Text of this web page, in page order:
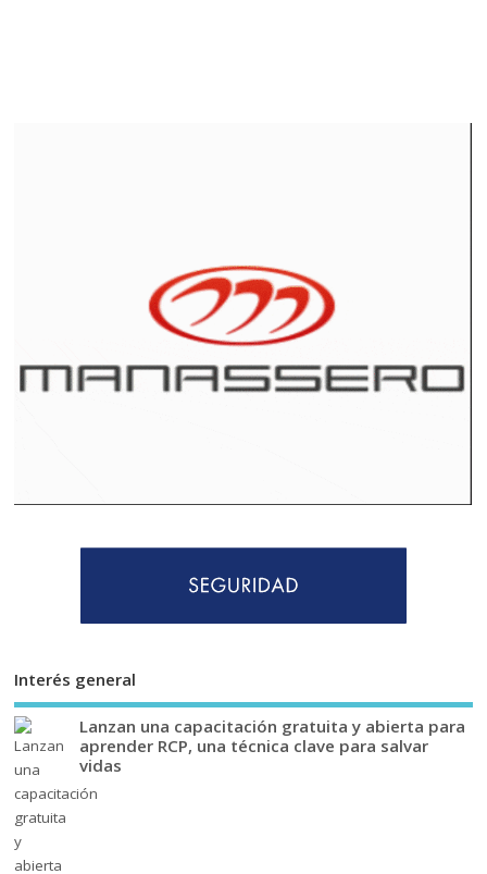
Interés general
Lanzan una capacitación gratuita y abierta para
aprender RCP, una técnica clave para salvar
vidas